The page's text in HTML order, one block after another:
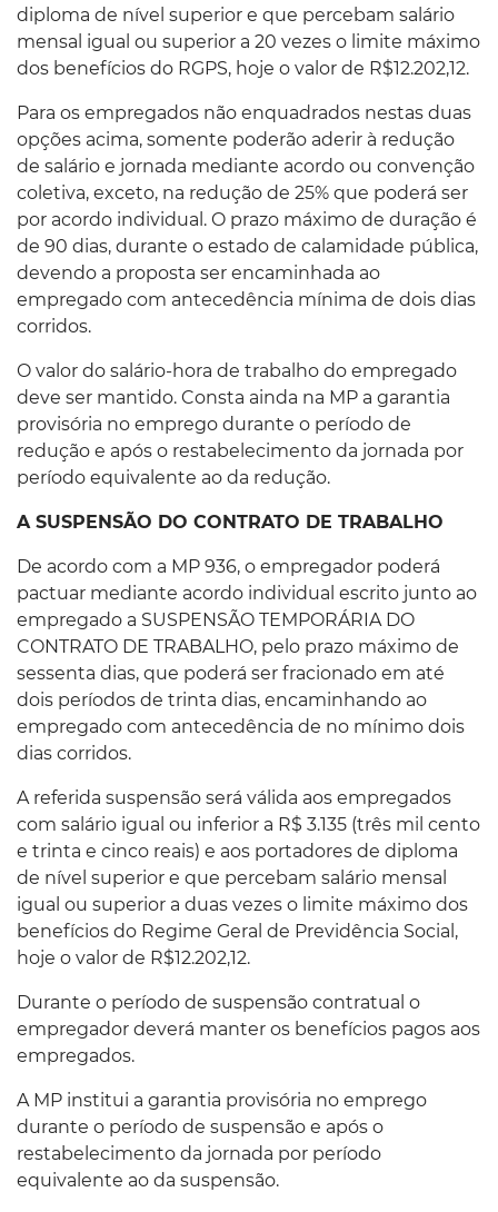
diploma de nível superior e que percebam salário
mensal igual ou superior a 20 vezes o limite máximo
dos benefícios do RGPS, hoje o valor de R$12.202,12.
Para os empregados não enquadrados nestas duas
opções acima, somente poderão aderir à redução
de salário e jornada mediante acordo ou convenção
coletiva, exceto, na redução de 25% que poderá ser
por acordo individual. O prazo máximo de duração é
de 90 dias, durante o estado de calamidade pública,
devendo a proposta ser encaminhada ao
empregado com antecedência mínima de dois dias
corridos.
O valor do salário-hora de trabalho do empregado
deve ser mantido. Consta ainda na MP a garantia
provisória no emprego durante o período de
redução e após o restabelecimento da jornada por
período equivalente ao da redução.
A SUSPENSÃO DO CONTRATO DE TRABALHO
De acordo com a MP 936, o empregador poderá
pactuar mediante acordo individual escrito junto ao
empregado a SUSPENSÃO TEMPORÁRIA DO
CONTRATO DE TRABALHO, pelo prazo máximo de
sessenta dias, que poderá ser fracionado em até
dois períodos de trinta dias, encaminhando ao
empregado com antecedência de no mínimo dois
dias corridos.
A referida suspensão será válida aos empregados
com salário igual ou inferior a R$ 3.135 (três mil cento
e trinta e cinco reais) e aos portadores de diploma
de nível superior e que percebam salário mensal
igual ou superior a duas vezes o limite máximo dos
benefícios do Regime Geral de Previdência Social,
hoje o valor de R$12.202,12.
Durante o período de suspensão contratual o
empregador deverá manter os benefícios pagos aos
empregados.
A MP institui a garantia provisória no emprego
durante o período de suspensão e após o
restabelecimento da jornada por período
equivalente ao da suspensão.